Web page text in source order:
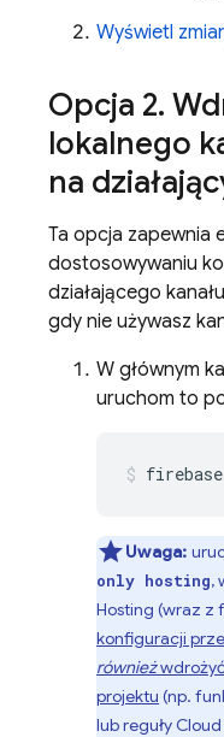
Wyświetl
Opcja 2.
lokalnego
na
Ta opcja zapewnia
dostosowywaniu
działającego
gdy nie używasz
W głównym
uruchom to
Uwaga:
only hosting,
Hosting (wraz z
konfiguracji
również
projektu (np.
lub reguły